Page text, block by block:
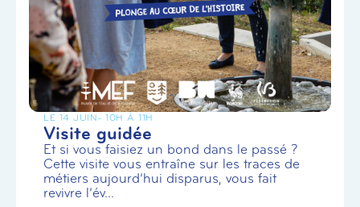
LE 14 JUIN- 10H À 11H
Visite guidée
Et si vous faisiez un bond dans le passé ?
Cette visite vous entraîne sur les traces de
métiers aujourd’hui disparus, vous fait
revivre l’év...